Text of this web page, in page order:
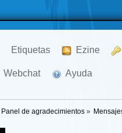
Etiquetas Ezine
Webchat Ayuda
Panel de agradecimientos»